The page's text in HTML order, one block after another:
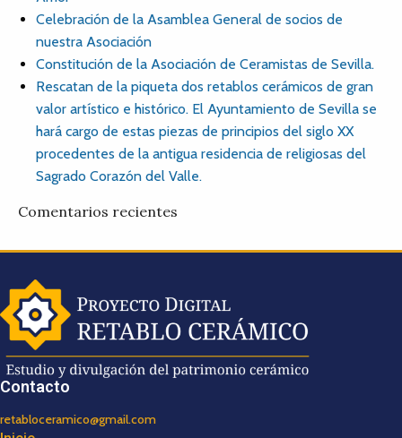
Celebración de la Asamblea General de socios de
nuestra Asociación
Constitución de la Asociación de Ceramistas de Sevilla.
Rescatan de la piqueta dos retablos cerámicos de gran
valor artístico e histórico. El Ayuntamiento de Sevilla se
hará cargo de estas piezas de principios del siglo XX
procedentes de la antigua residencia de religiosas del
Sagrado Corazón del Valle.
Comentarios recientes
Contacto
retabloceramico@gmail.com